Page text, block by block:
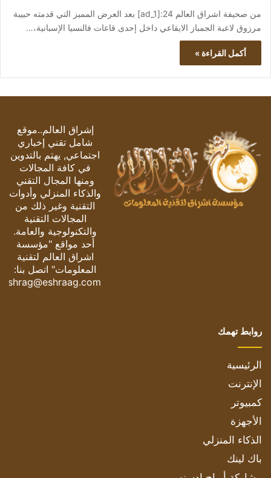
من صحيفة اشراق العالم 24:[ad_1] بعد العرض المميز التي قدمته حبيبة
مرزوق لاعبة الجمباز الايقاعي داخل إحدى قاعات فالنسيا الإسبانية،…
أكمل القراءة »
إشراق العالم..موقع
شامل تقني إخباري
اجتماعي, يهتم بالتدوين
في كافة المجالات
ومنها المجال التقني
والذكاء المنزلي وأدوات
التقنية وغير ذلك من
المجالات التقنية
والتكنولوجية والعامة.
أحد مواقع "مؤسسة
اشراق العالم لتقنية
المعلومات" اتصل بنا:
eshrag@eshraag.com
روابط تهمك
الرئيسية
الإنترنت
كمبيوتر
الأجهزة
الذكاء المنزلي
باك لينك